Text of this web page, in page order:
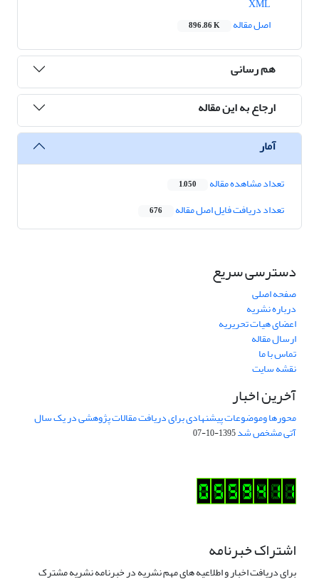
اصل مقاله
896.86 K
هم رسانی
ارجاع به این مقاله
آمار
تعداد مشاهده مقاله 1,050
تعداد دریافت فایل اصل مقاله 676
دسترسی سریع
صفحه اصلی
درباره نشریه
اعضای هیات تحریریه
ارسال مقاله
تماس با ما
نقشه سایت
آخرین اخبار
محورها وموضوعات پیشنهادی برای دریافت مقالات پژوهشی در یک سال
آتی مشخص شد1395-10-07
اشتراک خبرنامه
برای دریافت اخبار و اطلاعیه های مهم نشریه در خبرنامه نشریه مشترک